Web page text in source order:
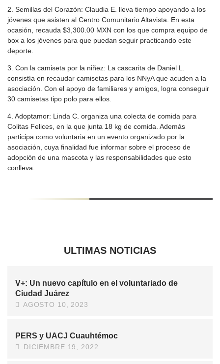
2. Semillas del Corazón: Claudia E. lleva tiempo apoyando a los
jóvenes que asisten al Centro Comunitario Altavista. En esta
ocasión, recauda $3,300.00 MXN con los que compra equipo de
box a los jóvenes para que puedan seguir practicando este
deporte.
3. Con la camiseta por la niñez: La cascarita de Daniel L.
consistía en recaudar camisetas para los NNyA que acuden a la
asociación. Con el apoyo de familiares y amigos, logra conseguir
30 camisetas tipo polo para ellos.
4. Adoptamor: Linda C. organiza una colecta de comida para
Colitas Felices, en la que junta 18 kg de comida. Además
participa como voluntaria en un evento organizado por la
asociación, cuya finalidad fue informar sobre el proceso de
adopción de una mascota y las responsabilidades que esto
conlleva.
ULTIMAS NOTICIAS
V+: Un nuevo capítulo en el voluntariado de
Ciudad Juárez
AGOSTO 10, 2023
PERS y UACJ Cuauhtémoc
DICIEMBRE 19, 2022